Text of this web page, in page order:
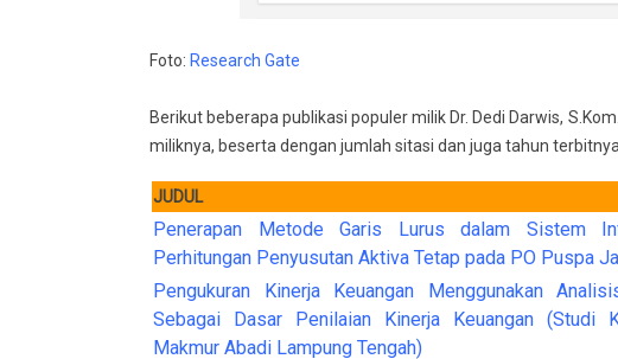
Foto: Research Gate
Berikut beberapa publikasi populer milik Dr. Dedi Darwis,
miliknya, beserta dengan jumlah sitasi dan juga tahun terbitnya.
JUDUL
Penerapan Metode Garis Lurus dalam Sistem
Perhitungan Penyusutan Aktiva Tetap pada PO Puspa
Pengukuran Kinerja Keuangan Menggunakan
Sebagai Dasar Penilaian Kinerja Keuangan (Studi
Makmur Abadi Lampung Tengah)